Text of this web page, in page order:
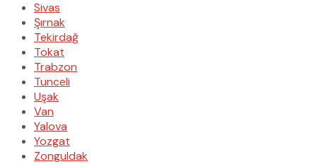
Sivas
Şırnak
Tekirdağ
Tokat
Trabzon
Tunceli
Uşak
Van
Yalova
Yozgat
Zonguldak